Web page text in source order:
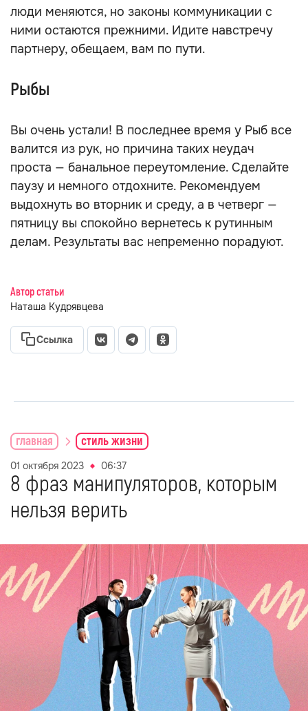
люди меняются, но законы коммуникации с
ними остаются прежними. Идите навстречу
партнеру, обещаем, вам по пути.
Рыбы
Вы очень устали! В последнее время у Рыб все
валится из рук, но причина таких неудач
проста — банальное переутомление. Сделайте
паузу и немного отдохните. Рекомендуем
выдохнуть во вторник и среду, а в четверг —
пятницу вы спокойно вернетесь к рутинным
делам. Результаты вас непременно порадуют.
Автор статьи
Наташа Кудрявцева
Ссылка
главная стиль жизни
01 октября 2023 06:37
8 фраз манипуляторов, которым
нельзя верить